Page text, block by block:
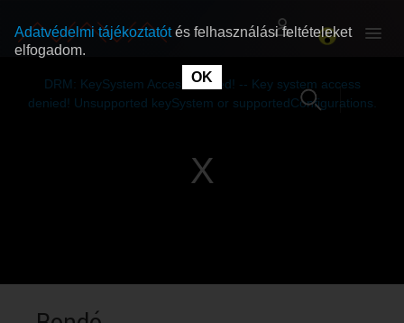
RÓLUNK
RÓLUNK
DRM: KeySystem Access Denied! -- Key system access
denied! Unsupported keySystem or supportedConfigurations.
Adatvédelmi tájékoztatótés felhasználási feltételeket
elfogadom.
OK